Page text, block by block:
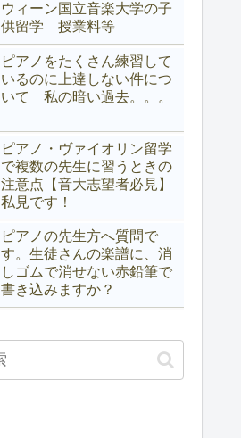
ウィーン国立音楽大学の子
供留学 授業料等
ピアノをたくさん練習して
いるのに上達しない件につ
いて 私の暗い過去。。。
ピアノ・ヴァイオリン留学
で複数の先生に習うときの
注意点【音大志望者必見】
私見です！
ピアノの先生方へ質問で
す。生徒さんの楽譜に、消
しゴムで消せない赤鉛筆で
書き込みますか？